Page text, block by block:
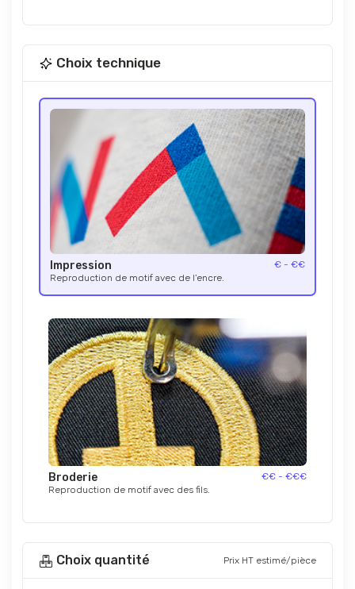
Choix technique
Impression
€ - €€
Reproduction de motif avec de l’encre.
Broderie
€€ - €€€
Reproduction de motif avec des fils.
Choix quantité Prix HT estimé/pièce